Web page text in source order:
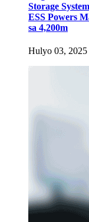
Storage
ESS Powers
sa 4,200m
Hulyo 03, 2025